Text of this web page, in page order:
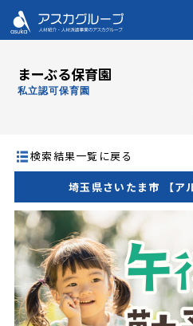
まーぶる保育園
私立認可保育園
検索結果一覧に戻る
埼玉県さいたま市 【ア